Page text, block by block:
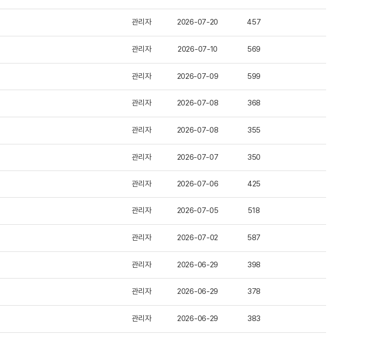
관리자 2026-07-20 457
관리자 2026-07-10 569
관리자 2026-07-09 599
관리자 2026-07-08 368
관리자 2026-07-08 355
관리자 2026-07-07 350
관리자 2026-07-06 425
관리자 2026-07-05 518
관리자 2026-07-02 587
관리자 2026-06-29 398
관리자 2026-06-29 378
관리자 2026-06-29 383